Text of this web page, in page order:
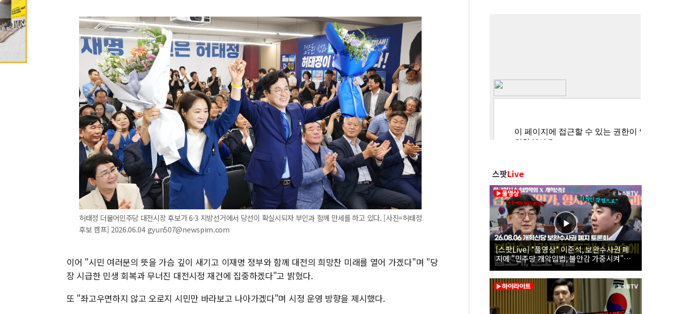
허태정 더불어민주당 대전시장 후보가 6·3 지방선거에서 당선이 확실시되자 부인과 함께 만세를 하고 있다. [사진=허태정
후보 캠프] 2026.06.04 gyun507@newspim.com
이어 "시민 여러분의 뜻을 가슴 깊이 새기고 이재명 정부와 함께 대전의 희망찬 미래를 열어 가겠다"며 "당
장 시급한 민생 회복과 무너진 대전시정 재건에 집중하겠다"고 밝혔다.
또 "좌고우면하지 않고 오로지 시민만 바라보고 나아가겠다"며 시정 운영 방향을 제시했다.
스팟Live
[스팟Live] *풀영상* 이준석, 보완수사권 폐
지에 "민주당 개악입법, 불안감 가중시켜"｜
26.08.06 개혁신당 보완수사권 폐지 토론회